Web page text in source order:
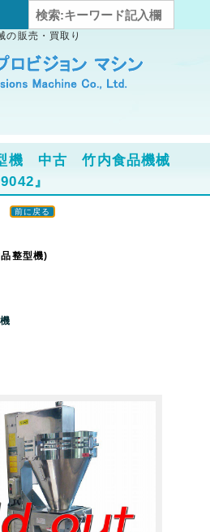
の販売・買取り
機 中古 竹内食品機械
』
前に戻る
整型機)